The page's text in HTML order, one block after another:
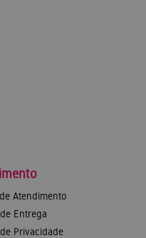
Atendimento
Entrega
Privacidade